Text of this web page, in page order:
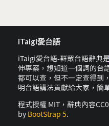
iTaigi愛台語
iTaigi愛台語-群眾台語辭典
伸專案，想知道一個詞的台
都可以查，但不一定查得到
明台語講法貢獻給大家，簡
程式授權 MIT，辭典內容
by BootStrap 5.